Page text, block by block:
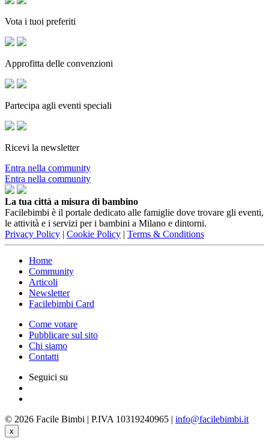
Vota i tuoi preferiti
Approfitta delle convenzioni
Partecipa agli eventi speciali
Ricevi la newsletter
Entra nella community
Entra nella community
La tua città a misura di bambino
Facilebimbi è il portale dedicato alle famiglie dove trovare gli eventi,
le attività e i servizi per i bambini a Milano e dintorni.
Privacy Policy | Cookie Policy | Terms & Conditions
Home
Community
Articoli
Newsletter
Facilebimbi Card
Come votare
Pubblicare sul sito
Chi siamo
Contatti
Seguici su
© 2026 Facile Bimbi | P.IVA 10319240965 | info@facilebimbi.it
x